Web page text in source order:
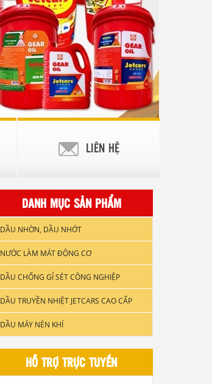
LIÊN HỆ
DANH MỤC SẢN PHẨM
DẦU NHỜN, DẦU NHỚT
DẦU NHỚT XE GẮN MÁY
DẦU ĐỘNG CƠ XE TẢI & TÀU
THUYỀN
DẦU NHỚT THỦY LỰC CAO CẤP
NƯỚC LÀM MÁT ĐỘNG CƠ
DẦU CHỐNG GỈ SÉT CÔNG NGHIỆP
DẦU TRUYỀN NHIỆT JETCARS CAO CẤP
DẦU MÁY NÉN KHÍ
HỖ TRỢ TRỰC TUYẾN